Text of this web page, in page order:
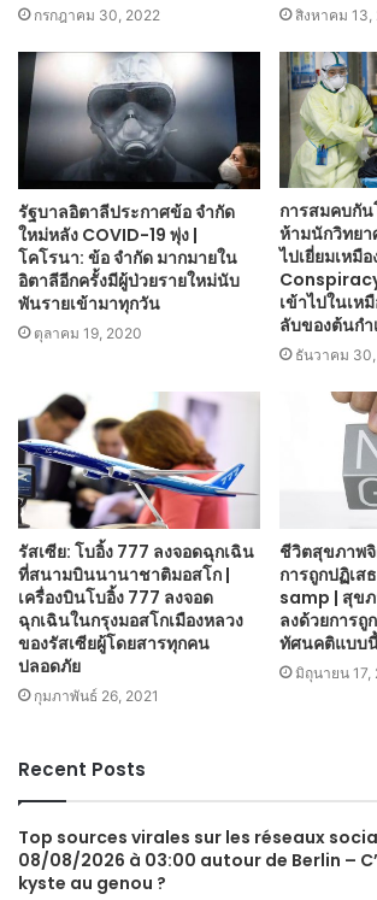
กรกฎาคม 30, 2022 สิงหาคม 13,
รัฐบาลอิตาลีประกาศข้อ จำกัด
ใหม่หลัง COVID-19 พุ่ง |
โคโรนา: ข้อ จำกัด มากมายใน
อิตาลีอีกครั้งมีผู้ป่วยรายใหม่นับ
พันรายเข้ามาทุกวัน
ตุลาคม 19, 2020
การสมคบกั
ห้ามนักวิทย
ไปเยี่ยมเหมื
เข้าไปในเห
ลับของต้นก
ธันวาคม
รัสเซีย: โบอิ้ง 777 ลงจอดฉุกเฉิน
ที่สนามบินนานาชาติมอสโก |
เครื่องบินโบอิ้ง 777 ลงจอด
ฉุกเฉินในกรุงมอสโกเมืองหลวง
ของรัสเซียผู้โดยสารทุกคน
ปลอดภัย
กุมภาพันธ์ 26, 2021
ชีวิตสุขภาพ
การถูกปฏิเส
samp | สุข
ลงด้วยการถู
ทัศนคติแบบ
มิถุนายน 17,
Recent Posts
Top sources virales sur les réseaux
08/08/2026 à 03:00 autour de Berlin –
kyste au genou ?